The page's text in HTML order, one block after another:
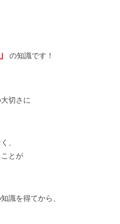
の知識です！
大切さに
、
とが
識を得てから、